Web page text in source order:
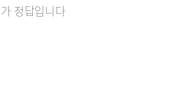
정답입니다